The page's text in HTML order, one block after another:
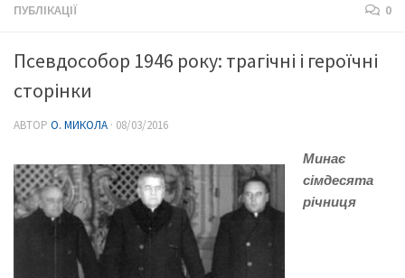
ПУБЛІКАЦІЇ 0
Псевдособор 1946 року: трагічні і героїчні
сторінки
АВТОР О. МИКОЛА · 08/03/2016
Минає
сімдесята
річниця